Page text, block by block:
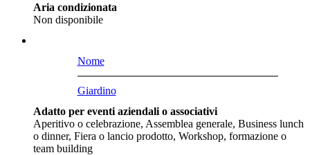
Aria condizionata
Non disponibile
Nome
Giardino
Adatto per eventi aziendali o associativi
Aperitivo o celebrazione, Assemblea generale, Business lunch
o dinner, Fiera o lancio prodotto, Workshop, formazione o
team building